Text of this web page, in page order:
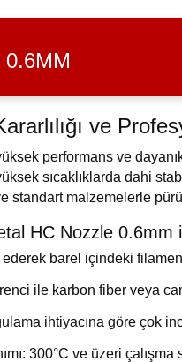
ve
performans ve
sıcaklıklarda dahi
standart malzemelerle
HC Nozzle 0.6mm
ederek barel içindeki
ile karbon fiber veya
ihtiyacına göre çok
300°C ve üzeri